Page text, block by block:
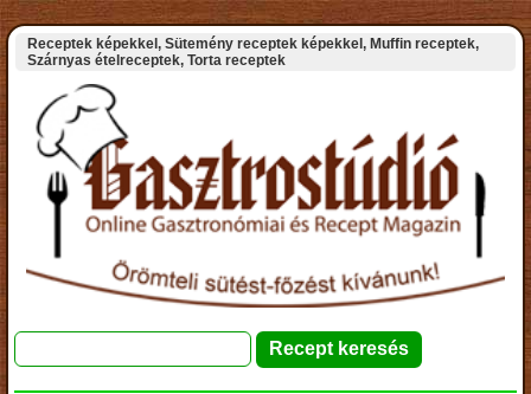
Receptek képekkel, Sütemény receptek képekkel, Muffin receptek,
Szárnyas ételreceptek, Torta receptek